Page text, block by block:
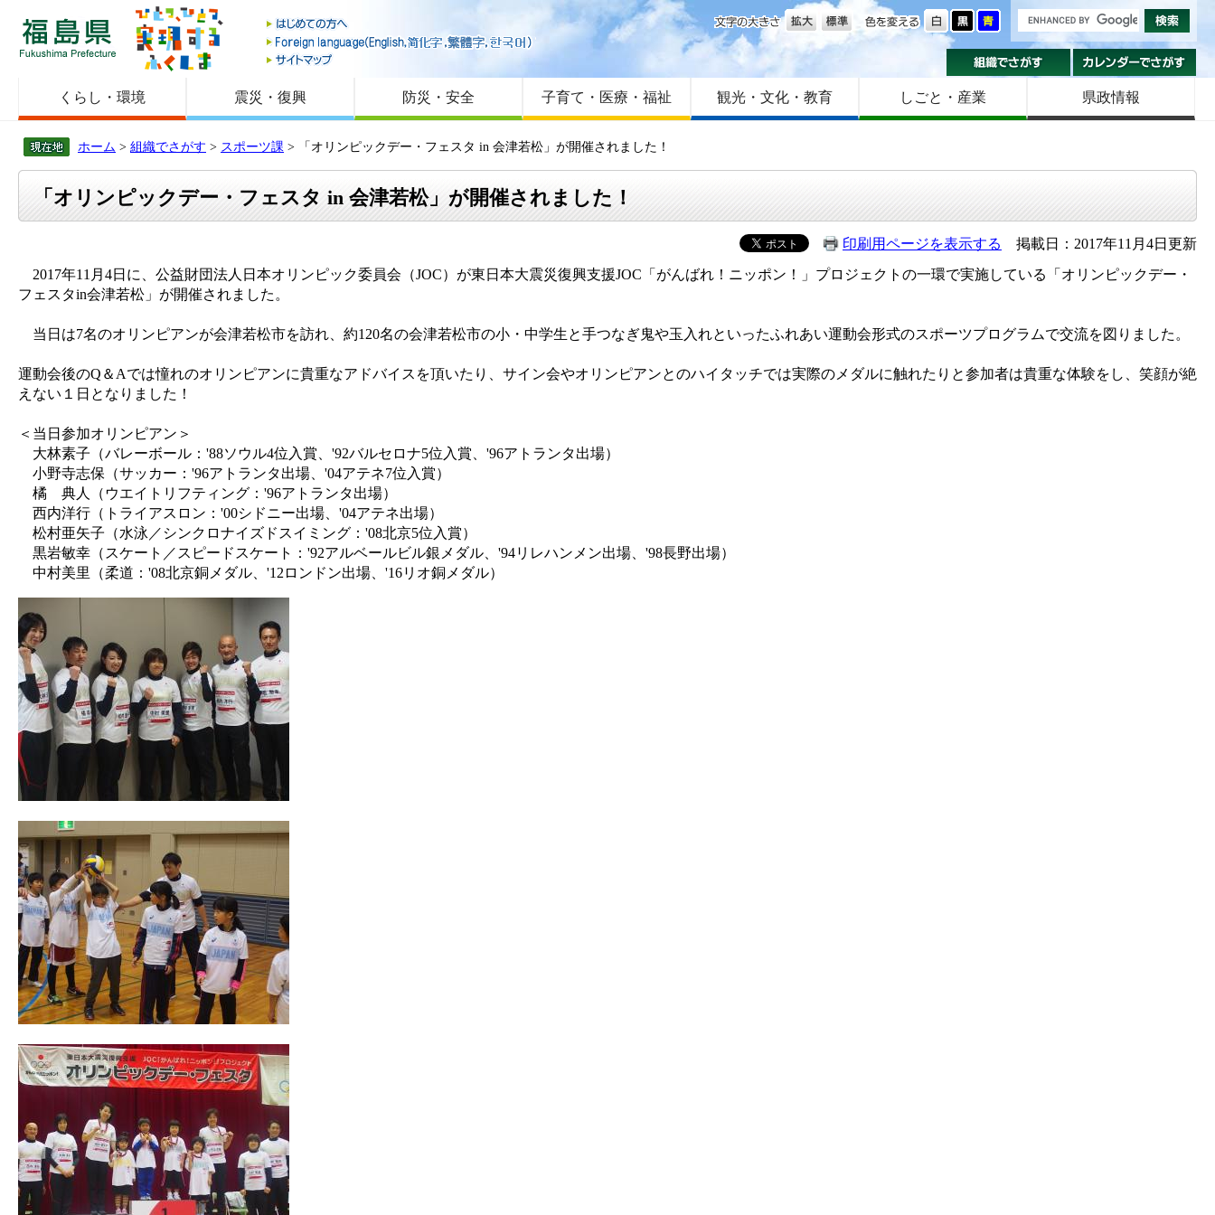
福島県
はじめての方へ
Foreign language
サイトマップ
色を変える
文字の大きさ
組織でさがす
くらし・環境 震災・復興 防災・安全 子育て・医療・福祉 観光・文化・教育 しごと・産業 県政情報
ホーム > 組織でさがす > スポーツ課 > 「オリンピックデー・フェスタ in 会津若松」が開催されました！
「オリンピックデー・フェスタ in 会津若松」が開催されました！
印刷用ページを表示する
掲載日：2017年11月4日更新
2017年11月4日に、公益財団法人日本オリンピック委員会（JOC）が東日本大震災復興支援JOC「がんばれ！ニッポン！」プロジェクトの一環で実施している「オリンピックデー・
フェスタin会津若松」が開催されました。
当日は7名のオリンピアンが会津若松市を訪れ、約120名の会津若松市の小・中学生と手つなぎ鬼や玉入れといったふれあい運動会形式のスポーツプログラムで交流を図りました。
運動会後のQ＆Aでは憧れのオリンピアンに貴重なアドバイスを頂いたり、サイン会やオリンピアンとのハイタッチでは実際のメダルに触れたりと参加者は貴重な体験をし、笑顔が絶
えない１日となりました！
＜当日参加オリンピアン＞
大林素子（バレーボール：'88ソウル4位入賞、'92バルセロナ5位入賞、'96アトランタ出場）
小野寺志保（サッカー：'96アトランタ出場、'04アテネ7位入賞）
橘 典人（ウエイトリフティング：'96アトランタ出場）
西内洋行（トライアスロン：'00シドニー出場、'04アテネ出場）
松村亜矢子（水泳／シンクロナイズドスイミング：'08北京5位入賞）
黒岩敏幸（スケート／スピードスケート：'92アルベールビル銀メダル、'94リレハンメン出場、'98長野出場）
中村美里（柔道：'08北京銅メダル、'12ロンドン出場、'16リオ銅メダル）